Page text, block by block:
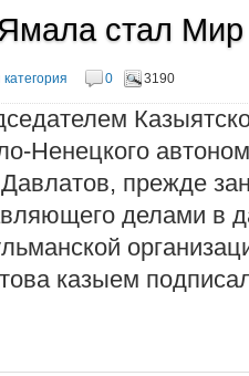
стал Мир
0 3190
Ненецкого
прежде
делами в
казыем